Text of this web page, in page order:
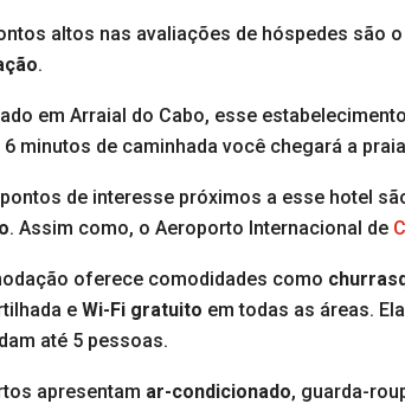
altos nas avaliações de hóspedes são o
.
em Arraial do Cabo, esse estabelecimento
6 minutos de caminhada você chegará a
de interesse próximos a esse hotel
. Assim como, o Aeroporto Internacional de
oferece comodidades como
e Wi-Fi gratuito em todas as áreas.
até 5 pessoas.
apresentam ar-condicionado, guarda-